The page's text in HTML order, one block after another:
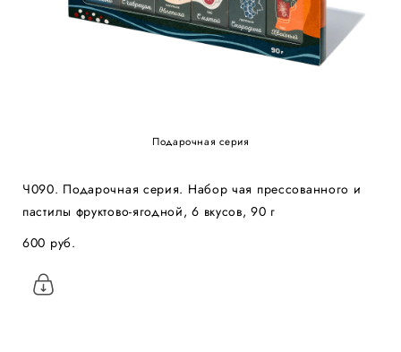
Подарочная серия
Ч090. Подарочная серия. Набор чая прессованного и
пастилы фруктово-ягодной, 6 вкусов, 90 г
600 pуб.